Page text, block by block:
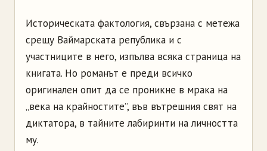
Историческата фактология, свързана с метежа
срещу Ваймарската република и с
участниците в него, изпълва всяка страница на
книгата. Но романът е преди всичко
оригинален опит да се проникне в мрака на
„века на крайностите”, във вътрешния свят на
диктатора, в тайните лабиринти на личността
му.